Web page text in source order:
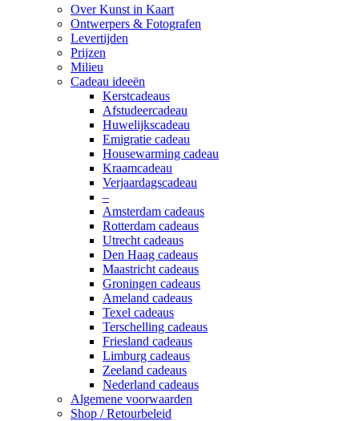
Over Kunst in Kaart
Ontwerpers & Fotografen
Levertijden
Prijzen
Milieu
Cadeau ideeën
Kerstcadeaus
Afstudeercadeau
Huwelijkscadeau
Emigratie cadeau
Housewarming cadeau
Kraamcadeau
Verjaardagscadeau
–
Amsterdam cadeaus
Rotterdam cadeaus
Utrecht cadeaus
Den Haag cadeaus
Maastricht cadeaus
Groningen cadeaus
Ameland cadeaus
Texel cadeaus
Terschelling cadeaus
Friesland cadeaus
Limburg cadeaus
Zeeland cadeaus
Nederland cadeaus
Algemene voorwaarden
Shop / Retourbeleid